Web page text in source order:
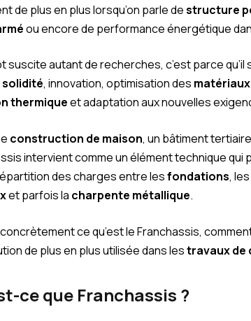
de plus en plus lorsqu’on parle destructure
ou encore de performance énergétique
suscite autant de recherches, c’est parce
solidité, innovation, optimisation des
thermiqueet adaptation aux nouvelles
construction de maison, un bâtiment
intervient comme un élément technique qui
des charges entre lesfondations, les
et parfois la charpente métallique.
ce qu’est le Franchassis,
de plus en plus utilisée dans lestravaux
ce que Franchassis ?